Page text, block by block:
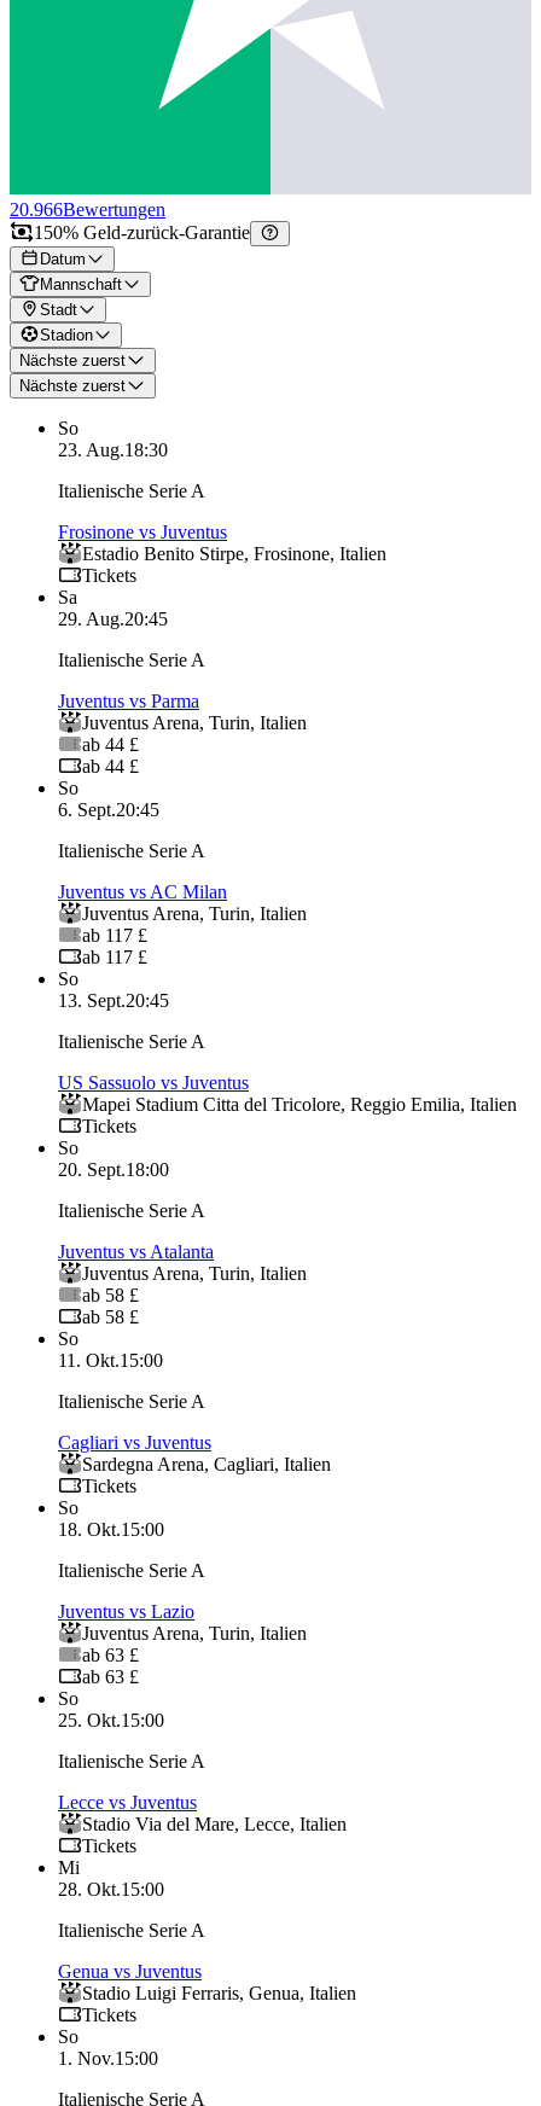
20.966Bewertungen
150% Geld-zurück-Garantie
Datum
Mannschaft
Stadt
Stadion
Nächste zuerst
Nächste zuerst
So
23. Aug.18:30
Italienische Serie A
Frosinone vs Juventus
Estadio Benito Stirpe, Frosinone, Italien
Tickets
Sa
29. Aug.20:45
Italienische Serie A
Juventus vs Parma
Juventus Arena, Turin, Italien
ab 44 £
ab 44 £
So
6. Sept.20:45
Italienische Serie A
Juventus vs AC Milan
Juventus Arena, Turin, Italien
ab 117 £
ab 117 £
So
13. Sept.20:45
Italienische Serie A
US Sassuolo vs Juventus
Mapei Stadium Citta del Tricolore, Reggio Emilia, Italien
Tickets
So
20. Sept.18:00
Italienische Serie A
Juventus vs Atalanta
Juventus Arena, Turin, Italien
ab 58 £
ab 58 £
So
11. Okt.15:00
Italienische Serie A
Cagliari vs Juventus
Sardegna Arena, Cagliari, Italien
Tickets
So
18. Okt.15:00
Italienische Serie A
Juventus vs Lazio
Juventus Arena, Turin, Italien
ab 63 £
ab 63 £
So
25. Okt.15:00
Italienische Serie A
Lecce vs Juventus
Stadio Via del Mare, Lecce, Italien
Tickets
Mi
28. Okt.15:00
Italienische Serie A
Genua vs Juventus
Stadio Luigi Ferraris, Genua, Italien
Tickets
So
1. Nov.15:00
Italienische Serie A